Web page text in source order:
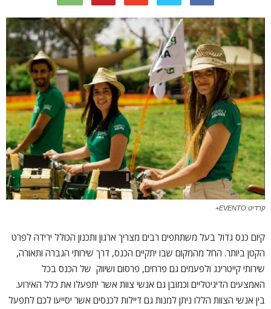
קרדיט EVENTO+
קיום כנס גדול בעל משתתפים רבים מצריך ארגון ותכנון הכולל ירידה לפרט
הקטן ביותר. החל מהמקום שבו יתקיים הכנס, דרך שירותי הגברה ותאורה,
שירותי קייטרינג ולפעמים גם פרחים, פרסום ושיווק של הכנס בכל
האמצעים הדיגיטליים וכמובן גם אנשי צוות אשר יתפעלו את כלל האירוע.
בין אנשי הצוות הללו ניתן למנות גם דיילות לכנסים אשר יסייעו לכם לתפעל